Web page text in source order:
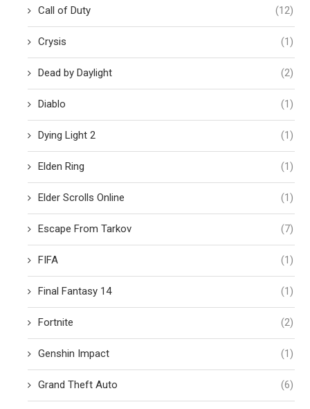
Call of Duty (12)
Crysis (1)
Dead by Daylight (2)
Diablo (1)
Dying Light 2 (1)
Elden Ring (1)
Elder Scrolls Online (1)
Escape From Tarkov (7)
FIFA (1)
Final Fantasy 14 (1)
Fortnite (2)
Genshin Impact (1)
Grand Theft Auto (6)